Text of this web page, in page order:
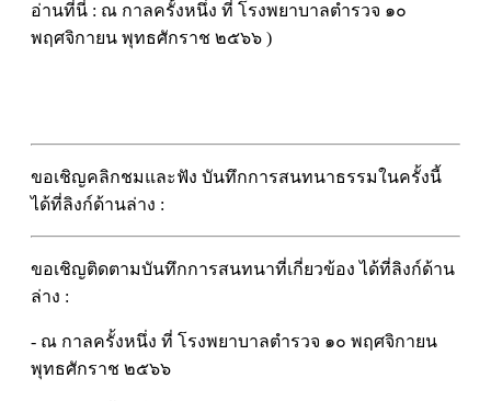
อ่านที่นี่ : ณ กาลครั้งหนึ่ง ที่ โรงพยาบาลตำรวจ ๑๐
พฤศจิกายน พุทธศักราช ๒๕๖๖ )
ขอเชิญคลิกชมและฟัง บันทึกการสนทนาธรรมในครั้งนี้
ได้ที่ลิงก์ด้านล่าง :
ขอเชิญติดตามบันทึกการสนทนาที่เกี่ยวข้อง ได้ที่ลิงก์ด้าน
ล่าง :
- ณ กาลครั้งหนึ่ง ที่ โรงพยาบาลตำรวจ ๑๐ พฤศจิกายน
พุทธศักราช ๒๕๖๖